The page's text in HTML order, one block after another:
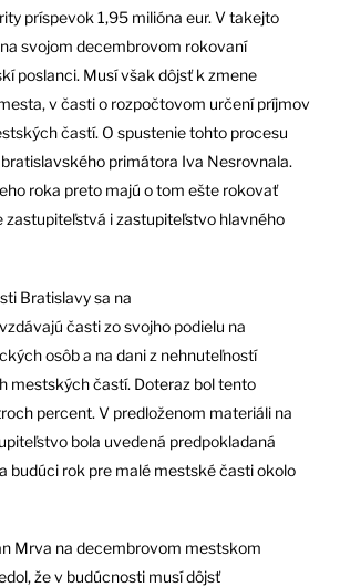
príspevok 1,95 milióna eur. V takejto
svojom decembrovom rokovaní
poslanci. Musí však dôjsť k zmene
v časti o rozpočtovom určení príjmov
častí. O spustenie tohto procesu
primátora Iva Nesrovnala.
roka preto majú o tom ešte rokovať
zastupiteľstvá i zastupiteľstvo hlavného
Bratislavy sa na
časti zo svojho podielu na
osôb a na dani z nehnuteľností
mestských častí. Doteraz bol tento
percent. V predloženom materiáli na
bola uvedená predpokladaná
budúci rok pre malé mestské časti okolo
Mrva na decembrovom mestskom
že v budúcnosti musí dôjsť